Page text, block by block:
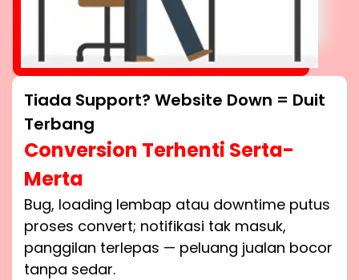
Tiada Support? Website Down = Duit
Terbang
Conversion Terhenti Serta-
Merta
Bug, loading lembap atau downtime putus
proses convert; notifikasi tak masuk,
panggilan terlepas — peluang jualan bocor
tanpa sedar.